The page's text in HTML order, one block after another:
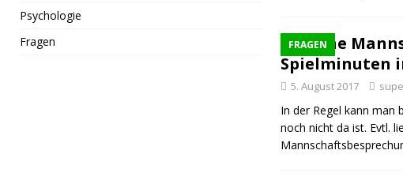
FRAGEN
Meine
Spielminuten
5. August 2017
In der Regel kann man
noch nicht da ist. Evtl.
Psychologie
Fragen